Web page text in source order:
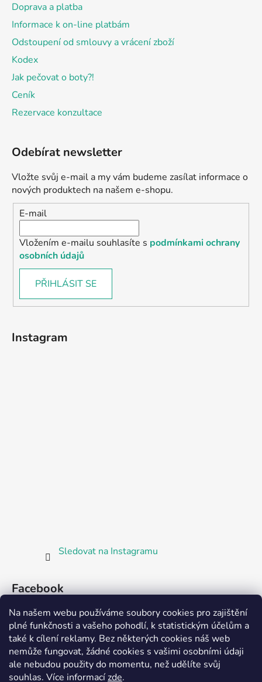
Na našem webu používáme soubory cookies pro zajištění
plné funkčnosti a vašeho pohodlí, k statistickým účelům a
také k cílení reklamy. Bez některých cookies náš web
nemůže fungovat, žádné cookies s vašimi osobními údaji
ale nebudou použity do momentu, než udělíte svůj
souhlas. Více informacízde.
Doprava a platba
Informace k on-line platbám
Odstoupení od smlouvy a vrácení zboží
Kodex
Jak pečovat o boty?!
Ceník
Rezervace konzultace
Odebírat newsletter
Vložte svůj e-mail a my vám budeme zasílat informace o
nových produktech na našem e-shopu.
E-mail
Vložením e-mailu souhlasíte s podmínkami ochrany
osobních údajů
PŘIHLÁSIT SE
Instagram
Sledovat na Instagramu
Facebook
Partnerská prodejna Barefoot Plzeň